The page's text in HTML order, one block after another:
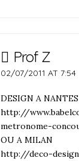
Prof Z
02/07/2011 AT 7:54
DESIGN A
http://
metronome-
OU A MILAN
http://deco-